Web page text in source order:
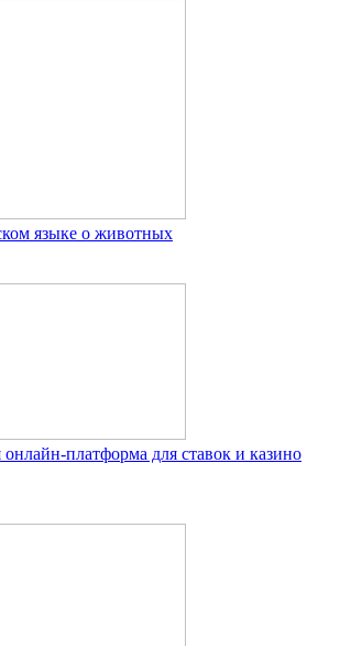
языке о животных
платформа для ставок и казино